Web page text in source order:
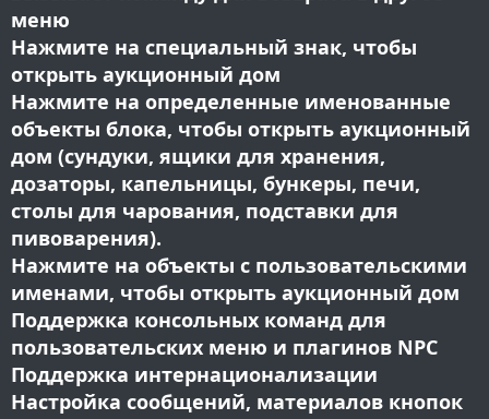
меню
Нажмите на специальный знак, чтобы
открыть аукционный дом
Нажмите на определенные именованные
объекты блока, чтобы открыть аукционный
дом (сундуки, ящики для хранения,
дозаторы, капельницы, бункеры, печи,
столы для чарования, подставки для
пивоварения).
Нажмите на объекты с пользовательскими
именами, чтобы открыть аукционный дом
Поддержка консольных команд для
пользовательских меню и плагинов NPC
Поддержка интернационализации
Настройка сообщений, материалов кнопок